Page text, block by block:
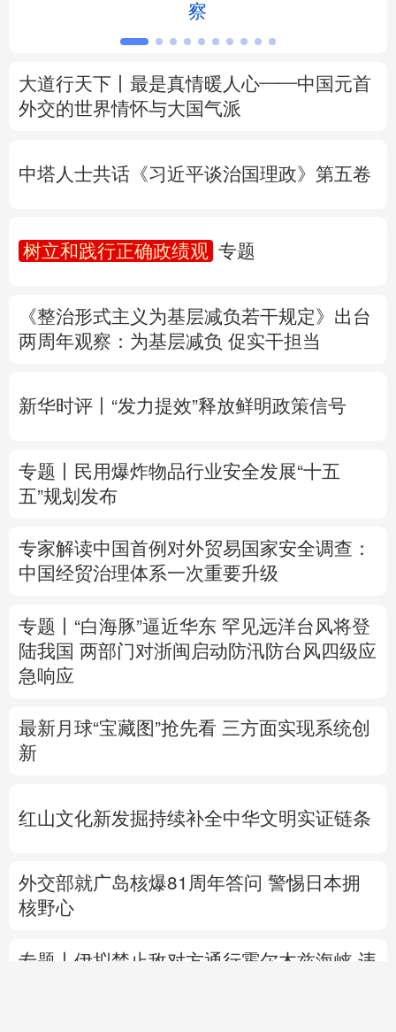
四川 贵州 云南
English Español Français عربى
Deutsch Português
察
大道行天下丨最是真情暖人心——中国元首
外交的世界情怀与大国气派
中塔人士共话《习近平谈治国理政》第五卷
树立和践行正确政绩观 专题
《整治形式主义为基层减负若干规定》出台
两周年观察 ：为基层减负 促实干担当
新华时评丨“发力提效”释放鲜明政策信号
专题丨
民用爆炸物品行业安全发展“十五
五”规划发布
专家解读中国首例对外贸易国家安全调查：
中国经贸治理体系一次重要升级
专题丨 “白海豚”逼近华东 罕见远洋台风将登
陆我国 两部门对浙闽启动防汛防台风四级应
急响应
最新月球“宝藏图”抢先看 三方面实现系统创
新
红山文化新发掘持续补全中华文明实证链条
外交部就广岛核爆81周年答问 警惕日本拥
核野心
专题丨 伊拟禁止敌对方通行霍尔木兹海峡 违